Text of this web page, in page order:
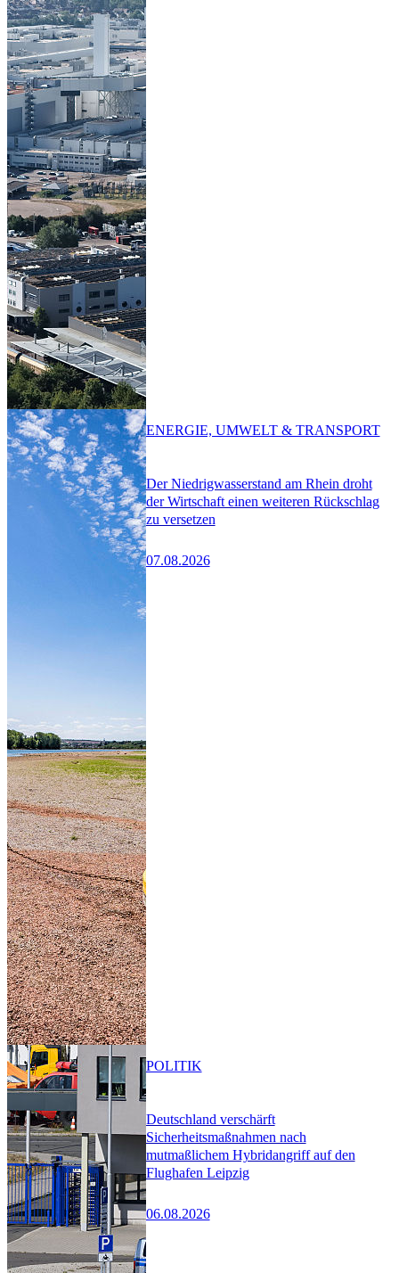
Der Niedrigwasserstand am Rhein droht
der Wirtschaft einen weiteren Rückschlag
zu versetzen
07.08.2026
ENERGIE, UMWELT & TRANSPORT
Deutschland verschärft
Sicherheitsmaßnahmen nach
mutmaßlichem Hybridangriff auf den
Flughafen Leipzig
06.08.2026
POLITIK